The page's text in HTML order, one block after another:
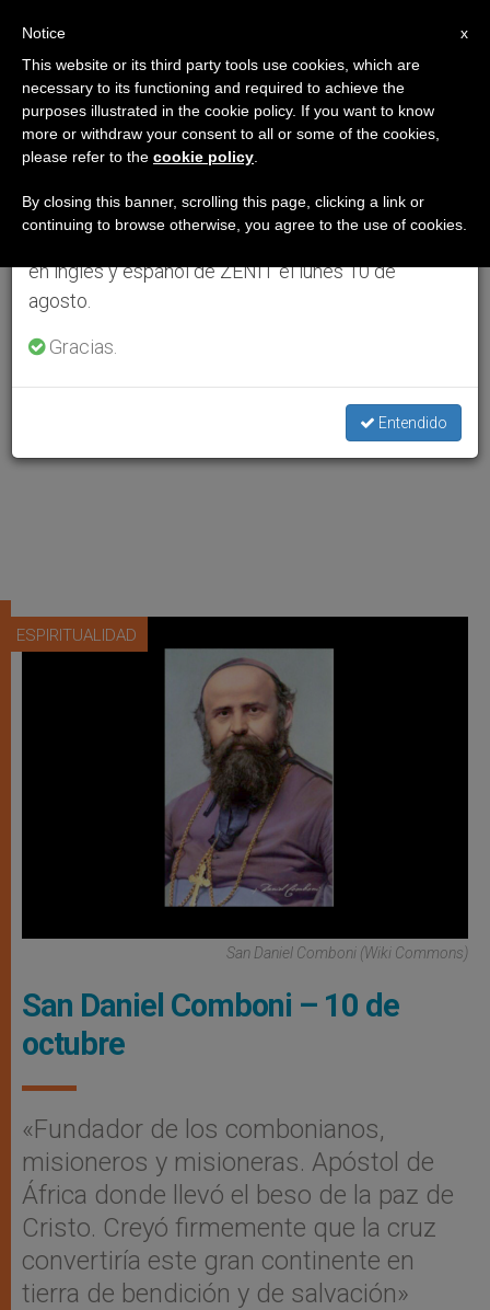
ESPIRITUALIDAD
San Daniel Comboni (Wiki Commons)
San Daniel Comboni – 10 de
octubre
«Fundador de los combonianos,
misioneros y misioneras. Apóstol de
África donde llevó el beso de la paz de
Cristo. Creyó firmemente que la cruz
convertiría este gran continente en
tierra de bendición y de salvación»
×
Aviso importante
Del 27 de julio al 7 de agosto haremos la pausa
anual, aprovechando que en el periodo de verano
consumo de las mismas disminuye.
en inglés y español de ZENIT el lunes 10 de
agosto.
Gracias.
Entendido
x
Notice
This website or its third party tools use cookies, which are
necessary to its functioning and required to achieve the
purposes illustrated in the cookie policy. If you want to know
more or withdraw your consent to all or some of the cookies,
please refer to the cookie policy
By closing this banner, scrolling this page, clicking a link or
continuing to browse otherwise, you agree to the use of cookies.